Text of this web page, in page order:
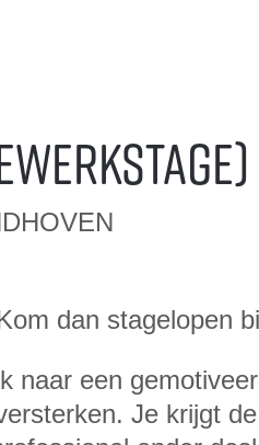
dan stagelopen
naar een
Je krijgt